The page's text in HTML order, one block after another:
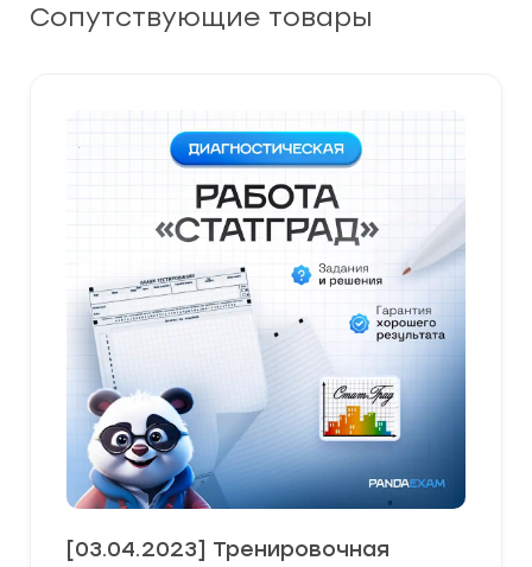
Сопутствующие товары
[03.04.2023] Тренировочная